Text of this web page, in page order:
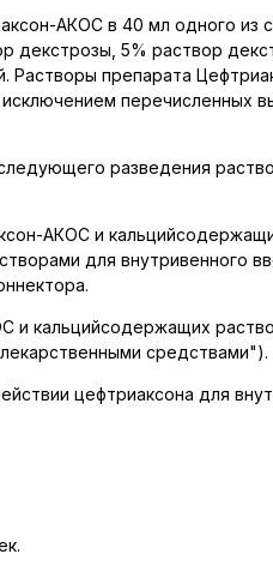
АКОС в 40 мл одного из
декстрозы, 5% раствор
Растворы препарата
перечисленных
разведения
АКОС и
для внутривенного
и кальцийсодержащих
средствами").
цефтриаксона для